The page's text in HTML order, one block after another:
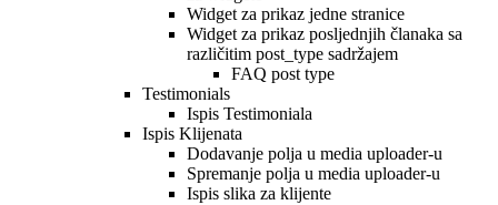
Widget za prikaz jedne stranice
Widget za prikaz posljednjih članaka sa
različitim post_type sadržajem
FAQ post type
Testimonials
Ispis Testimoniala
Ispis Klijenata
Dodavanje polja u media uploader-u
Spremanje polja u media uploader-u
Ispis slika za klijente